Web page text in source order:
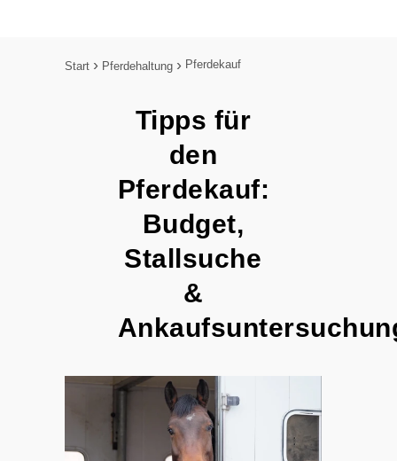
Start Pferdehaltung Pferdekauf
Tipps für
den
Pferdekauf:
Budget,
Stallsuche
&